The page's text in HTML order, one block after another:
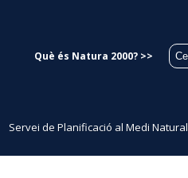
Què és Natura 2000? >>
Servei de Planificació al Medi Natural